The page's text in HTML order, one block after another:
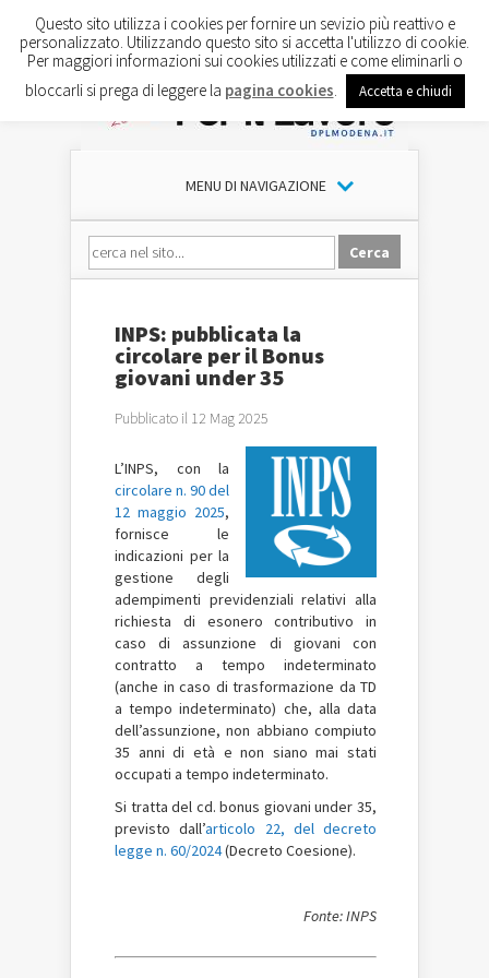
MENU DI NAVIGAZIONE
INPS: pubblicata la
circolare per il Bonus
giovani under 35
Pubblicato il 12 Mag 2025
L’INPS, con la
circolare n. 90 del
12 maggio 2025,
fornisce le
indicazioni per la
gestione degli
adempimenti previdenziali relativi alla
richiesta di esonero contributivo in
caso di assunzione di giovani con
contratto a tempo indeterminato
(anche in caso di trasformazione da TD
a tempo indeterminato) che, alla data
dell’assunzione, non abbiano compiuto
35 anni di età e non siano mai stati
occupati a tempo indeterminato.
Si tratta del cd. bonus giovani under 35,
previsto dall’articolo 22, del decreto
legge n. 60/2024(Decreto Coesione).
Fonte: INPS
Questo sito utilizza i cookies per fornire un sevizio più reattivo e
personalizzato. Utilizzando questo sito si accetta l'utilizzo di cookie.
Per maggiori informazioni sui cookies utilizzati e come eliminarli o
bloccarli si prega di leggere la pagina cookies Accetta e chiudi